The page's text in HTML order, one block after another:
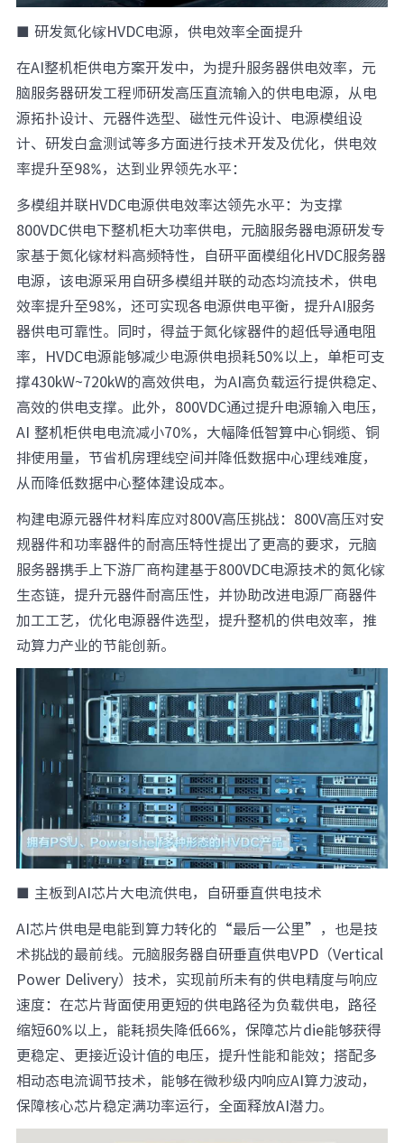
■ 研发氮化镓HVDC电源，供电效率全面提升
在AI整机柜供电方案开发中，为提升服务器供电效率，元
脑服务器研发工程师研发高压直流输入的供电电源，从电
源拓扑设计、元器件选型、磁性元件设计、电源模组设
计、研发白盒测试等多方面进行技术开发及优化，供电效
率提升至98%，达到业界领先水平：
多模组并联HVDC电源供电效率达领先水平：为支撑
800VDC供电下整机柜大功率供电，元脑服务器电源研发专
家基于氮化镓材料高频特性，自研平面模组化HVDC服务器
电源，该电源采用自研多模组并联的动态均流技术，供电
效率提升至98%，还可实现各电源供电平衡，提升AI服务
器供电可靠性。同时，得益于氮化镓器件的超低导通电阻
率，HVDC电源能够减少电源供电损耗50%以上，单柜可支
撑430kW~720kW的高效供电，为AI高负载运行提供稳定、
高效的供电支撑。此外，800VDC通过提升电源输入电压，
AI 整机柜供电电流减小70%，大幅降低智算中心铜缆、铜
排使用量，节省机房理线空间并降低数据中心理线难度，
从而降低数据中心整体建设成本。
构建电源元器件材料库应对800V高压挑战：800V高压对安
规器件和功率器件的耐高压特性提出了更高的要求，元脑
服务器携手上下游厂商构建基于800VDC电源技术的氮化镓
生态链，提升元器件耐高压性，并协助改进电源厂商器件
加工工艺，优化电源器件选型，提升整机的供电效率，推
动算力产业的节能创新。
■ 主板到AI芯片大电流供电，自研垂直供电技术
AI芯片供电是电能到算力转化的“最后一公里”，也是技
术挑战的最前线。元脑服务器自研垂直供电VPD（Vertical
Power Delivery）技术，实现前所未有的供电精度与响应
速度：在芯片背面使用更短的供电路径为负载供电，路径
缩短60%以上，能耗损失降低66%，保障芯片die能够获得
更稳定、更接近设计值的电压，提升性能和能效；搭配多
相动态电流调节技术，能够在微秒级内响应AI算力波动，
保障核心芯片稳定满功率运行，全面释放AI潜力。